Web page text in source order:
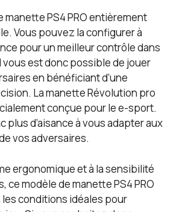
manette PS4 PRO entièrement
Vous pouvez la configurer à
pour un meilleur contrôle dans
vous est donc possible de jouer
en bénéficiant d’une
La manette Révolution pro
conçue pour le e-sport.
plus d’aisance à vous adapter aux
vos adversaires.
ergonomique et à la sensibilité
ce modèle de manette PS4 PRO
les conditions idéales pour